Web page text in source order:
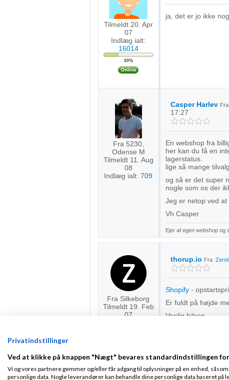
Tilmeldt 20. Apr
07
Indlæg ialt:
16014
ja, det er jo ikke
Fra 5230,
Odense M
Tilmeldt 11. Aug
08
Indlæg ialt: 709
Casper Harlev Fra
17:27
En webshop fra
her kan du få en
lagerstatus.
lige så mange
og så er det super
nogle som os der
Jeg er netop ved
Vh Casper
Ejer af egen webshop og
Fra Silkeborg
Tilmeldt 19. Feb
07
thorup.io Fra
Shopify-
Er fuldt på højde
Venlig hilsen
Rasmus Skrevet
Privatindstillinger
Ved at klikke på knappen "Nægt" bevares standardindstillingen
Vi og vores partnere gemmer og/eller får adgang til oplysninger på en enhed,
personlige data. Nogle leverandører kan behandle dine personlige data baseret